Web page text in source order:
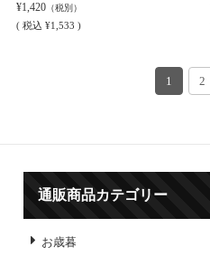
¥1,420 （税別）
( 税込 ¥1,533 )
1 2
通販商品カテゴリー
お歳暮